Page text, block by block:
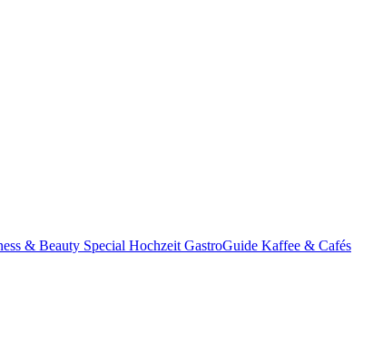
& Beauty Special Hochzeit GastroGuide Kaffee & Cafés